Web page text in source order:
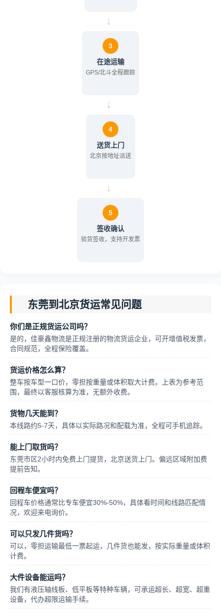
→
3
在途运输
GPS/北斗全程跟踪
→
4
送货上门
北京按地址派送
→
5
签收确认
验货签收，支持开发票
东莞到北京货运常见问题
你们是正规货运公司吗？
是的，佳豪鑫物流是正规注册的物流货运企业，可开增值税发票，
合同规范，全程保险覆盖。
货运价格怎么算？
整车按车型一口价，零担按重量或体积取大计费。上表为参考范
围，最终以客服核算为准，无额外收费。
货物几天能到？
本线路约5-7天，具体以实际路况和配载为准，全程可手机追踪。
能上门取货吗？
东莞市区2小时内免费上门提货，北京送货上门。偏远区域附加费
提前告知。
回程车便宜吗？
回程车价格通常比专车便宜30%-50%，具体看时间和线路匹配情
况，欢迎来电询价。
可以只发几件货吗？
可以，零担运输最低一票起运，几件货也能发，按实际重量或体积
计费。
大件设备能运吗？
我们有液压轴线板、低平板等特种车辆，可承运超长、超宽、超重
设备，代办超限运输手续。